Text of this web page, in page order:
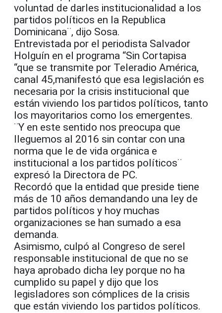
voluntad de darles institucionalidad a los
partidos políticos en la Republica
Dominicana¨, dijo Sosa.
Entrevistada por el periodista Salvador
Holguín en el programa “Sin Cortapisa
“que se transmite por Teleradio América,
canal 45,manifestó que esa legislación es
necesaria por la crisis institucional que
están viviendo los partidos políticos, tanto
los mayoritarios como los emergentes.
¨Y en este sentido nos preocupa que
lleguemos al 2016 sin contar con una
norma que le de vida orgánica e
institucional a los partidos políticos¨
expresó la Directora de PC.
Recordó que la entidad que preside tiene
más de 10 años demandando una ley de
partidos políticos y hoy muchas
organizaciones se han sumado a esa
demanda.
Asimismo, culpó al Congreso de serel
responsable institucional de que no se
haya aprobado dicha ley porque no ha
cumplido su papel y dijo que los
legisladores son cómplices de la crisis
que están viviendo los partidos políticos.